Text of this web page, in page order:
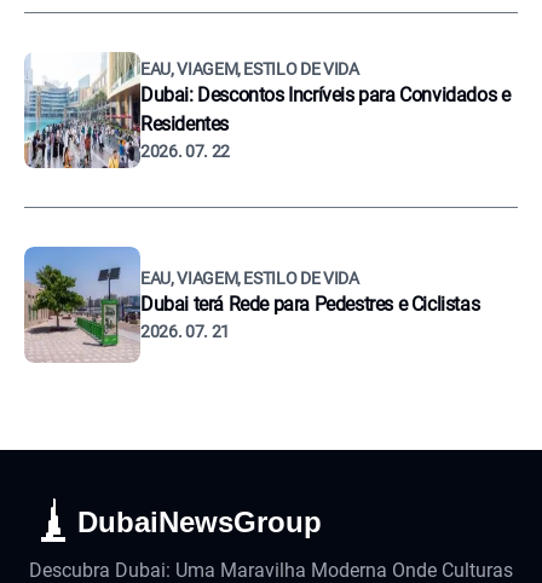
EAU, VIAGEM, ESTILO DE VIDA
Dubai: Descontos Incríveis para Convidados e
Residentes
2026. 07. 22
EAU, VIAGEM, ESTILO DE VIDA
Dubai terá Rede para Pedestres e Ciclistas
2026. 07. 21
DubaiNewsGroup
Descubra Dubai: Uma Maravilha Moderna Onde Culturas